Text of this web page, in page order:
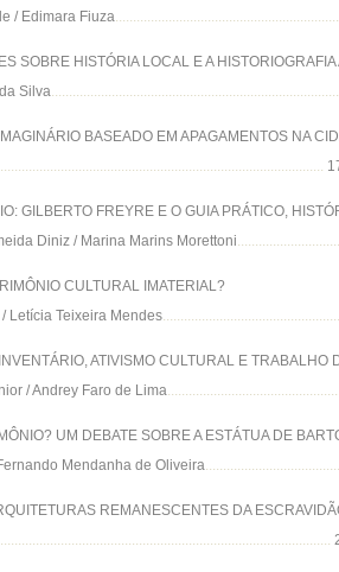
/ Edimara Fiuza
SOBRE HISTÓRIA LOCAL E A
Silva.................................................................................
BASEADO EM APAGAMENTOS NA
GILBERTO FREYRE E O GUIA PRÁTICO,
Diniz / Marina Marins Morettoni
CULTURAL IMATERIAL?
Letícia Teixeira Mendes
ATIVISMO CULTURAL E
/ Andrey Faro de Lima
UM DEBATE SOBRE A ESTÁTUA DE
Mendanha de Oliveira
REMANESCENTES DA